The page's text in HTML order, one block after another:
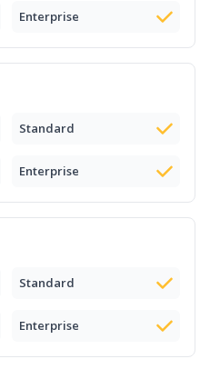
Enterprise
Standard
Enterprise
Standard
Enterprise